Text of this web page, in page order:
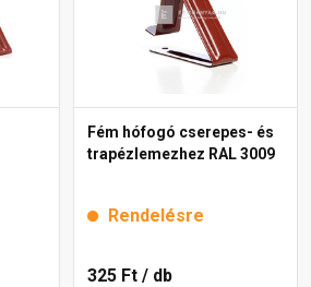
Fém hófogó cserepes- és
trapézlemezhez RAL 3009
Rendelésre
325 Ft / db